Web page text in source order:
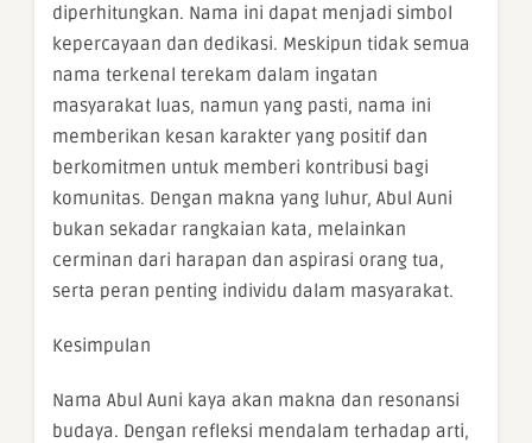
diperhitungkan. Nama ini dapat menjadi simbol
kepercayaan dan dedikasi. Meskipun tidak semua
nama terkenal terekam dalam ingatan
masyarakat luas, namun yang pasti, nama ini
memberikan kesan karakter yang positif dan
berkomitmen untuk memberi kontribusi bagi
komunitas. Dengan makna yang luhur, Abul Auni
bukan sekadar rangkaian kata, melainkan
cerminan dari harapan dan aspirasi orang tua,
serta peran penting individu dalam masyarakat.
Kesimpulan
Nama Abul Auni kaya akan makna dan resonansi
budaya. Dengan refleksi mendalam terhadap arti,